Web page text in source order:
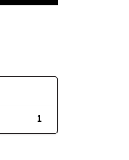
1